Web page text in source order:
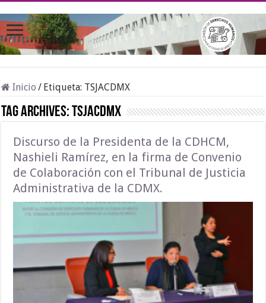
Inicio / Etiqueta: TSJACDMX
Tag Archives:TSJACDMX
Discurso de la Presidenta de la CDHCM,
Nashieli Ramírez, en la firma de Convenio
de Colaboración con el Tribunal de Justicia
Administrativa de la CDMX.